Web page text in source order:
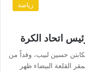
رياضة
اتحاد الكرة
حسين لبيب، وفداً من
القلعة البيضاء ظهر